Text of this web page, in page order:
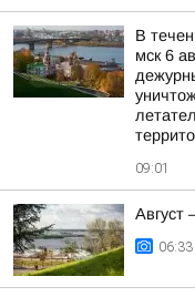
В
мск 6
09:01
Август
06:33